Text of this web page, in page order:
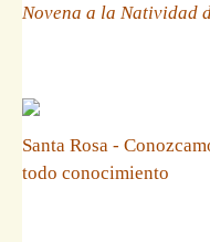
Novena a la Natividad
Santa Rosa -
todo conocimiento